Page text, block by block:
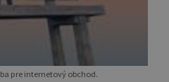
pre internetový obchod.